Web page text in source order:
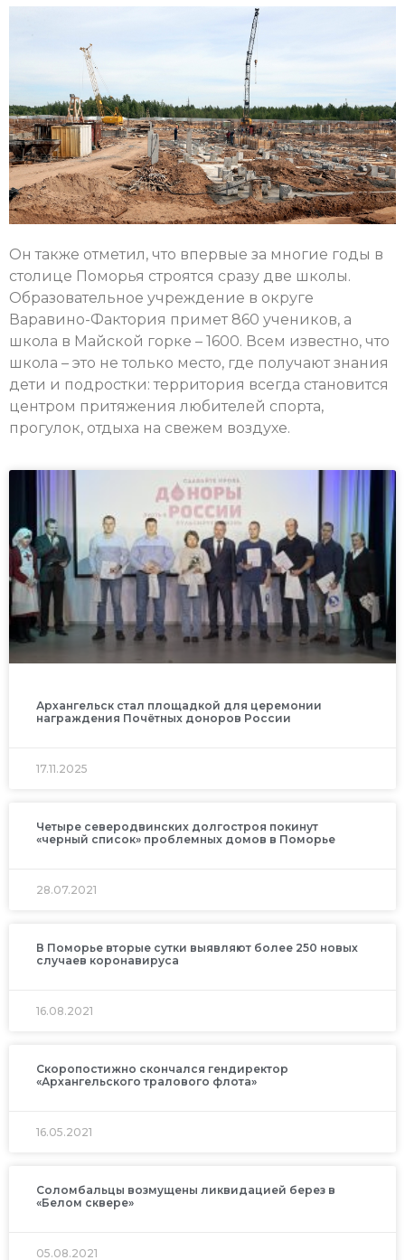
Он также отметил, что впервые за многие годы в
столице Поморья строятся сразу две школы.
Образовательное учреждение в округе
Варавино-Фактория примет 860 учеников, а
школа в Майской горке – 1600. Всем известно, что
школа – это не только место, где получают знания
дети и подростки: территория всегда становится
центром притяжения любителей спорта,
прогулок, отдыха на свежем воздухе.
Архангельск стал площадкой для церемонии
награждения Почётных доноров России
17.11.2025
Четыре северодвинских долгостроя покинут
«черный список» проблемных домов в Поморье
28.07.2021
В Поморье вторые сутки выявляют более 250 новых
случаев коронавируса
16.08.2021
Скоропостижно скончался гендиректор
«Архангельского тралового флота»
16.05.2021
Соломбальцы возмущены ликвидацией берез в
«Белом сквере»
05.08.2021